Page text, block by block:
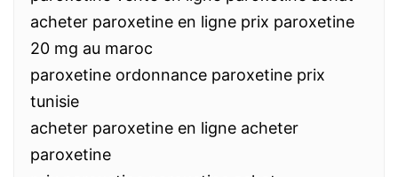
acheter paroxetine en ligne prix paroxetine
20 mg au maroc
paroxetine ordonnance paroxetine prix
tunisie
acheter paroxetine en ligne acheter
paroxetine